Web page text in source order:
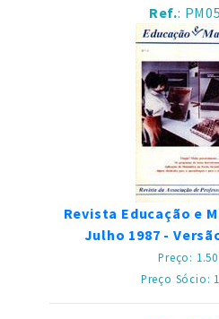
Ref.:
Revista Educação e
Julho 1987 -
Preço: 1.50
Preço Sócio: